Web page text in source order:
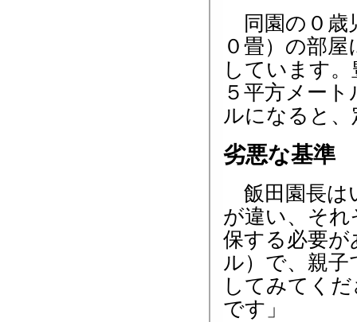
同園の０歳
０畳）の部
しています
５平方メー
ルになると
劣悪な基準
飯田園長は
が違い、そ
保する必要が
ル）で、親
してみてく
です」